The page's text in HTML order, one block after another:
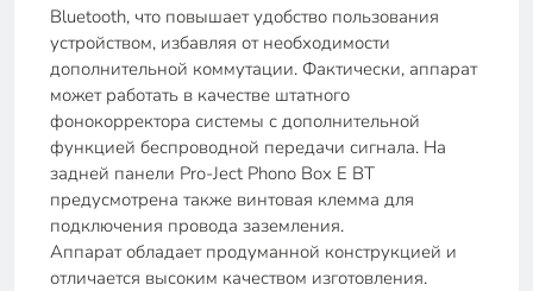
Bluetooth, что повышает удобство пользования
устройством, избавляя от необходимости
дополнительной коммутации. Фактически, аппарат
может работать в качестве штатного
фонокорректора системы с дополнительной
функцией беспроводной передачи сигнала. На
задней панели Pro-Ject Phono Box E BT
предусмотрена также винтовая клемма для
подключения провода заземления.
Аппарат обладает продуманной конструкцией и
отличается высоким качеством изготовления.